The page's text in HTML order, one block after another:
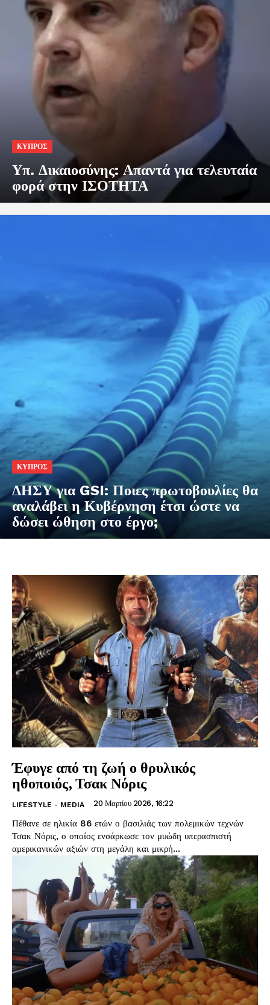
ΚΥΠΡΟΣ
Υπ. Δικαιοσύνης: Απαντά για τελευταία
φορά στην ΙΣΟΤΗΤΑ
ΚΥΠΡΟΣ
ΔΗΣΥ για GSI: Ποιες πρωτοβουλίες θα
αναλάβει η Κυβέρνηση έτσι ώστε να
δώσει ώθηση στο έργο;
Έφυγε από τη ζωή ο θρυλικός
ηθοποιός, Τσακ Νόρις
LIFESTYLE - MEDIA 20 Μαρτίου 2026, 16:22
Πέθανε σε ηλικία 86 ετών ο βασιλιάς των πολεμικών τεχνών
Τσακ Νόρις, ο οποίος ενσάρκωσε τον μυώδη υπερασπιστή
αμερικανικών αξιών στη μεγάλη και μικρή...